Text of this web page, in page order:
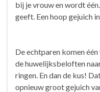
bij je vrouw en wordt
geeft. Een hoop gejuich
De echtparen komen
de huwelijksbeloften
ringen. En dan de kus!
opnieuw groot gejuich